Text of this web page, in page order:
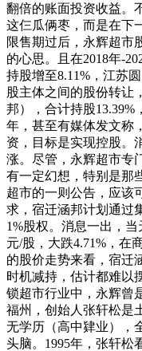
翻倍的账面投资收益。
这仨瓜俩枣，而是在下
限售期过后，永辉超市
的心思。且在2018年-
持股增至8.11%，江苏
股主体之间的股份转让
邦），合计持股13.39%
年，甚至有媒体发文称
资，目标是实现控股。
涨。尽管，永辉超市专
有一定幻想，特别是那
超市的一则公告，应该
求，宿迁涵邦计划通过
1%股权。消息一出，
元/股，大跌4.71%，在
的股价走势来看，宿迁
时机减持，估计都难以
锁超市行业中，永辉曾
福州，创始人张轩松是
无学历（高中肄业），
头脑。1995年，张轩松